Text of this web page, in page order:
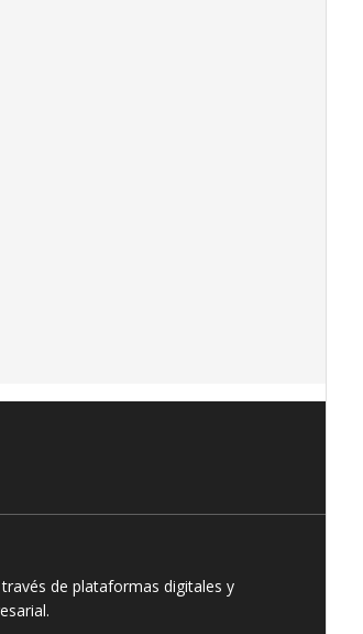
de plataformas digitales y